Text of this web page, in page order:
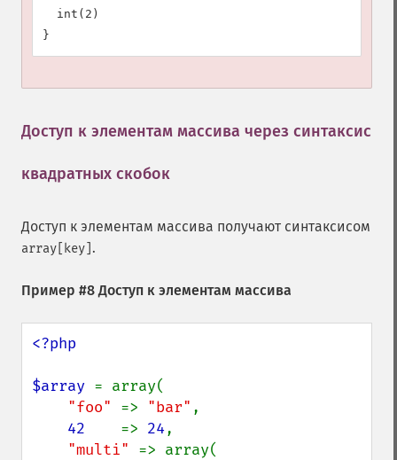
  int(2)
Доступ к элементам массива через синтаксис
квадратных скобок
Доступ к элементам массива получают синтаксисом
array[key] .
Пример #8 Доступ к элементам массива
<?php
$array = array(
"foo" => "bar" ,
42 => 24,
"multi" => array(